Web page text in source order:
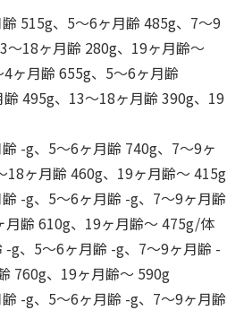
515g、5～6ヶ月齢 485g、7～9
～18ヶ月齢 280g、19ヶ月齢～
ヶ月齢 655g、5～6ヶ月齢
495g、13～18ヶ月齢 390g、19
-g、5～6ヶ月齢 740g、7～9ヶ
ヶ月齢 460g、19ヶ月齢～ 415g
-g、5～6ヶ月齢 -g、7～9ヶ月齢
齢 610g、19ヶ月齢～ 475g/体
g、5～6ヶ月齢 -g、7～9ヶ月齢 -
760g、19ヶ月齢～ 590g
-g、5～6ヶ月齢 -g、7～9ヶ月齢